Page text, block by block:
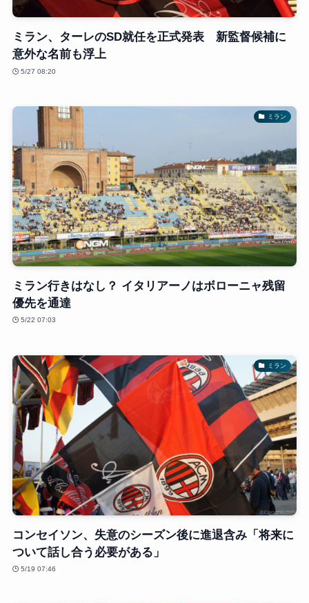
ミラン、ターレのSD就任を正式発表 新監督候補に
意外な名前も浮上
5/27 08:20
ミラン
ミラン行きはなし？ イタリアーノはボローニャ残留
優先を通達
5/22 07:03
ミラン
コンセイソン、失意のシーズン後に進退含み「将来に
ついて話し合う必要がある」
5/19 07:46